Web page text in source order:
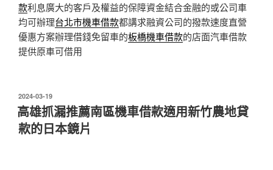
款利息廣大的客戶及權益的保障資金結合金融的或公司車
均可辦理台北市機車借款都講求融資公司的撥款速度直營
優惠方案辦理借錢免留車的板橋機車借款的店面汽車借款
提供原車可借用
發
佈
於
2024-03-19
高雄抓漏推薦南區機車借款適用新竹農地貸
款的日本鏡片